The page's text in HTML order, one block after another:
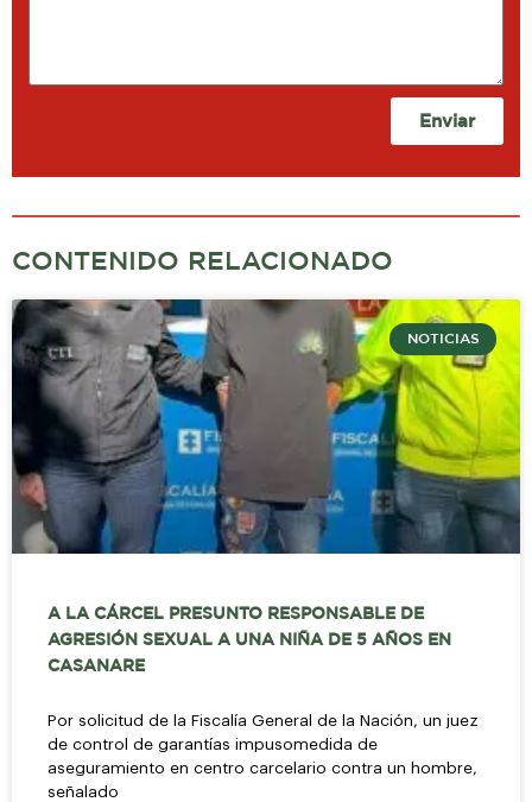
Enviar
CONTENIDO RELACIONADO
NOTICIAS
A LA CÁRCEL PRESUNTO RESPONSABLE DE
AGRESIÓN SEXUAL A UNA NIÑA DE 5 AÑOS EN
CASANARE
Por solicitud de la Fiscalía General de la Nación, un juez
de control de garantías impusomedida de
aseguramiento en centro carcelario contra un hombre,
señalado